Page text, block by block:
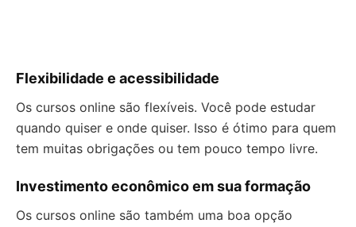
Flexibilidade e acessibilidade
Os cursos online são flexíveis. Você pode estudar
quando quiser e onde quiser. Isso é ótimo para quem
tem muitas obrigações ou tem pouco tempo livre.
Investimento econômico em sua formação
Os cursos online são também uma boa opção